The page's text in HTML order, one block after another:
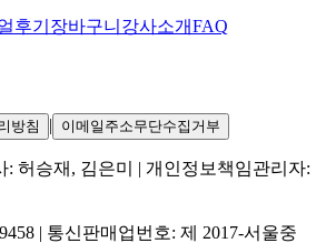
후기 장바구니 강사소개FAQ
방침 | 이메일주소무단수집거부
: 허승재, 김은미
| 개인정보책임관리자:
| 통신판매업번호: 제 2017-서울중